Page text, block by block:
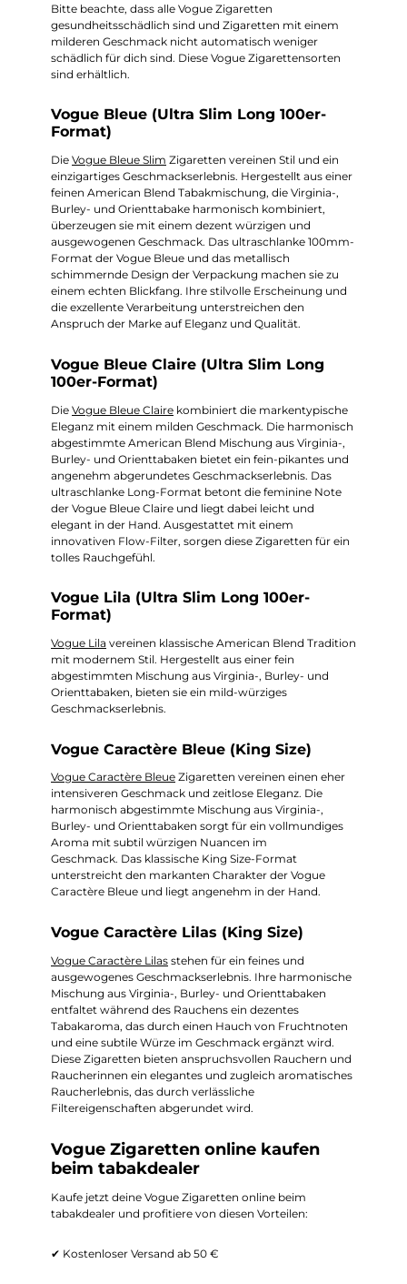
Bitte beachte, dass alle Vogue Zigaretten
gesundheitsschädlich sind und Zigaretten mit einem
milderen Geschmack nicht automatisch weniger
schädlich für dich sind. Diese Vogue Zigarettensorten
sind erhältlich.
Vogue Bleue (Ultra Slim Long 100er-
Format)
Die Vogue Bleue Slim Zigaretten vereinen Stil und ein
einzigartiges Geschmackserlebnis. Hergestellt aus einer
feinen American Blend Tabakmischung, die Virginia-,
Burley- und Orienttabake harmonisch kombiniert,
überzeugen sie mit einem dezent würzigen und
ausgewogenen Geschmack. Das ultraschlanke 100mm-
Format der Vogue Bleue und das metallisch
schimmernde Design der Verpackung machen sie zu
einem echten Blickfang. Ihre stilvolle Erscheinung und
die exzellente Verarbeitung unterstreichen den
Anspruch der Marke auf Eleganz und Qualität.
Vogue Bleue Claire (Ultra Slim Long
100er-Format)
Die Vogue Bleue Claire kombiniert die markentypische
Eleganz mit einem milden Geschmack. Die harmonisch
abgestimmte American Blend Mischung aus Virginia-,
Burley- und Orienttabaken bietet ein fein-pikantes und
angenehm abgerundetes Geschmackserlebnis. Das
ultraschlanke Long-Format betont die feminine Note
der Vogue Bleue Claire und liegt dabei leicht und
elegant in der Hand. Ausgestattet mit einem
innovativen Flow-Filter, sorgen diese Zigaretten für ein
tolles Rauchgefühl.
Vogue Lila (Ultra Slim Long 100er-
Format)
Vogue Lila vereinen klassische American Blend Tradition
mit modernem Stil. Hergestellt aus einer fein
abgestimmten Mischung aus Virginia-, Burley- und
Orienttabaken, bieten sie ein mild-würziges
Geschmackserlebnis.
Vogue Caractère Bleue (King Size)
Vogue Caractère Bleue Zigaretten vereinen einen eher
intensiveren Geschmack und zeitlose Eleganz. Die
harmonisch abgestimmte Mischung aus Virginia-,
Burley- und Orienttabaken sorgt für ein vollmundiges
Aroma mit subtil würzigen Nuancen im
Geschmack. Das klassische King Size-Format
unterstreicht den markanten Charakter der Vogue
Caractère Bleue und liegt angenehm in der Hand.
Vogue Caractère Lilas (King Size)
Vogue Caractère Lilas stehen für ein feines und
ausgewogenes Geschmackserlebnis. Ihre harmonische
Mischung aus Virginia-, Burley- und Orienttabaken
entfaltet während des Rauchens ein dezentes
Tabakaroma, das durch einen Hauch von Fruchtnoten
und eine subtile Würze im Geschmack ergänzt wird.
Diese Zigaretten bieten anspruchsvollen Rauchern und
Raucherinnen ein elegantes und zugleich aromatisches
Raucherlebnis, das durch verlässliche
Filtereigenschaften abgerundet wird.
Vogue Zigaretten online kaufen
beim tabakdealer
Kaufe jetzt deine Vogue Zigaretten online beim
tabakdealer und profitiere von diesen Vorteilen:
✔ Kostenloser Versand ab 50 €